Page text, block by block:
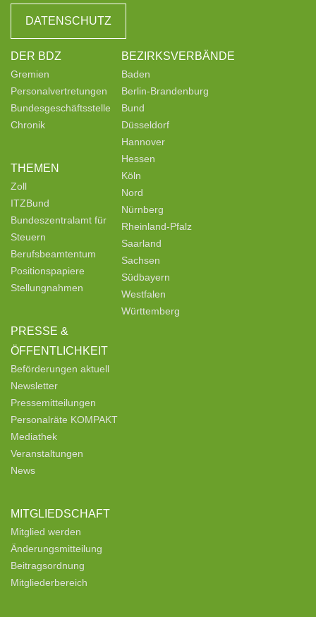
DATENSCHUTZ
DER BDZ
Gremien
Personalvertretungen
Bundesgeschäftsstelle
Chronik
THEMEN
Zoll
ITZBund
Bundeszentralamt für
Steuern
Berufsbeamtentum
Positionspapiere
Stellungnahmen
PRESSE &
ÖFFENTLICHKEIT
Beförderungen aktuell
Newsletter
Pressemitteilungen
Personalräte KOMPAKT
Mediathek
Veranstaltungen
News
MITGLIEDSCHAFT
Mitglied werden
Änderungsmitteilung
Beitragsordnung
Mitgliederbereich
BEZIRKSVERBÄNDE
Baden
Berlin-Brandenburg
Bund
Düsseldorf
Hannover
Hessen
Köln
Nord
Nürnberg
Rheinland-Pfalz
Saarland
Sachsen
Südbayern
Westfalen
Württemberg